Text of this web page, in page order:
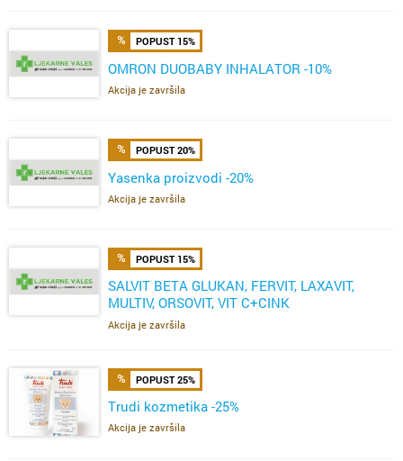
POPUST 15%
OMRON DUOBABY INHALATOR -10%
Akcija je završila
POPUST 20%
Yasenka proizvodi -20%
Akcija je završila
POPUST 15%
SALVIT BETA GLUKAN, FERVIT, LAXAVIT,
MULTIV, ORSOVIT, VIT C+CINK
ŽELE,FERVIT,OMEGA
Akcija je završila
POPUST 25%
Trudi kozmetika -25%
Akcija je završila